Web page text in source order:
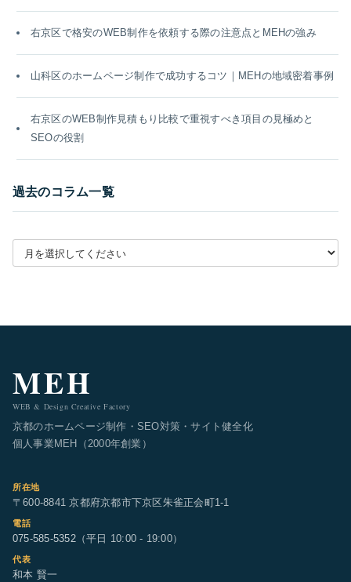
右京区で格安のWEB制作を依頼する際の注意点とMEHの強み
山科区のホームページ制作で成功するコツ｜MEHの地域密着事例
右京区のWEB制作見積もり比較で重視すべき項目の見極めと
SEOの役割
過去のコラム一覧
月別アーカイブを選択
MEH
WEB & Design Creative Factory
京都のホームページ制作・SEO対策・サイト健全化
個人事業MEH（2000年創業）
所在地
〒600-8841 京都府京都市下京区朱雀正会町1-1
電話
075-585-5352（平日 10:00 - 19:00）
代表
和本 賢一